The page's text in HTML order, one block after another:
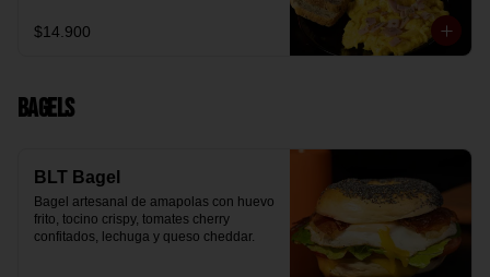
mermelada de arándanos y granola
receta exclusiva The Breakfast, porción
$14.900
Bagels
BLT Bagel
Bagel artesanal de amapolas con huevo
frito, tocino crispy, tomates cherry
confitados, lechuga y queso cheddar.